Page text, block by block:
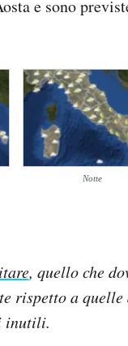
e sono
Notte
, quello che
rispetto a quelle
inutili.